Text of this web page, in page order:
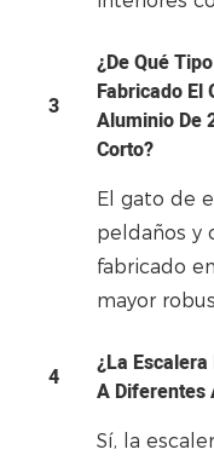
3
¿De Qué
Fabricado El
Aluminio De
Corto?
El gato de
peldaños y
fabricado
mayor
4
¿La
A Diferentes
Sí, la